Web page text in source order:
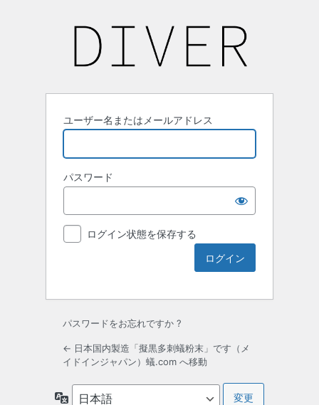
ユーザー名またはメールアドレス
パスワード
ログイン状態を保存する
パスワードをお忘れですか ?
← 日本国内製造「擬黒多刺蟻粉末」です（メ
イドインジャパン）蟻.com へ移動